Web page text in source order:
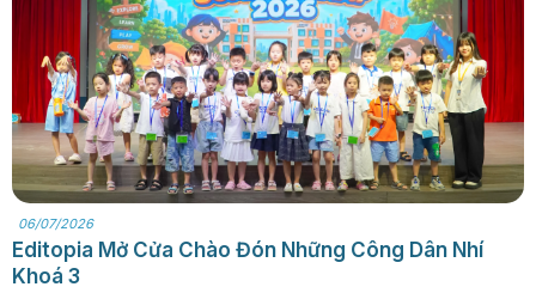
06/07/2026
Editopia Mở Cửa Chào Đón Những Công Dân Nhí
Khoá 3